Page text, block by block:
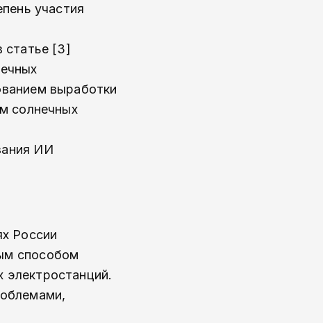
участия
статье [3]
выработки
солнечных
ИИ
России
способом
электростанций.